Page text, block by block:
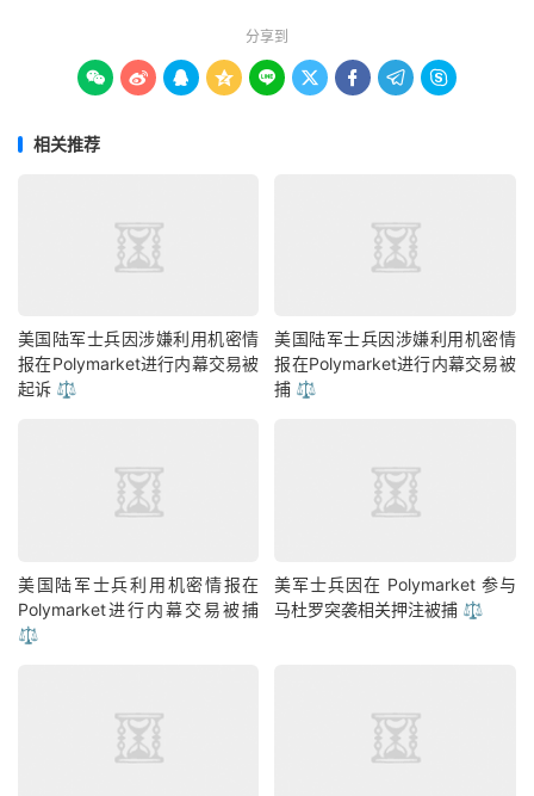
分享到
        
相关推荐
美国陆军士兵因涉嫌利用机密情
报在Polymarket进行内幕交易被
起诉 ⚖️
美国陆军士兵因涉嫌利用机密情
报在Polymarket进行内幕交易被
捕 ⚖️
美国陆军士兵利用机密情报在
Polymarket进行内幕交易被捕
⚖️
美军士兵因在 Polymarket 参与
马杜罗突袭相关押注被捕 ⚖️